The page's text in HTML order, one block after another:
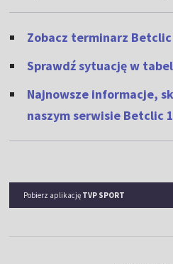
Zobacz terminarz
Sprawdź sytuację w
Najnowsze informacje,
naszym serwisie Betclic
Pobierz aplikację TVP SPORT